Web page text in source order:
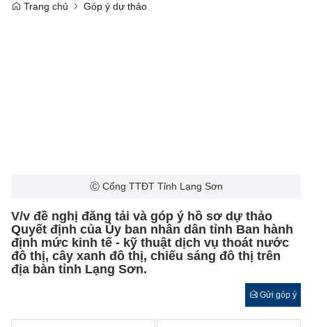
Trang chủ Góp ý dự thảo
Ⓒ Cổng TTĐT Tỉnh Lạng Sơn
V/v đề nghị đăng tải và góp ý hồ sơ dự thảo
Quyết định của Ủy ban nhân dân tỉnh Ban hành
định mức kinh tế - kỹ thuật dịch vụ thoát nước
đô thị, cây xanh đô thị, chiếu sáng đô thị trên
địa bàn tỉnh Lạng Sơn.
Gửi góp ý